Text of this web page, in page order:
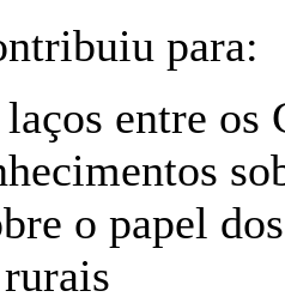
para:
entre os
o papel